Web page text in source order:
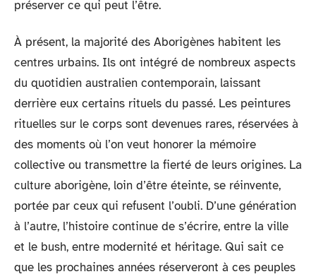
préserver ce qui peut l’être.
À présent, la majorité des Aborigènes habitent les
centres urbains. Ils ont intégré de nombreux aspects
du quotidien australien contemporain, laissant
derrière eux certains rituels du passé. Les peintures
rituelles sur le corps sont devenues rares, réservées à
des moments où l’on veut honorer la mémoire
collective ou transmettre la fierté de leurs origines. La
culture aborigène, loin d’être éteinte, se réinvente,
portée par ceux qui refusent l’oubli. D’une génération
à l’autre, l’histoire continue de s’écrire, entre la ville
et le bush, entre modernité et héritage. Qui sait ce
que les prochaines années réserveront à ces peuples